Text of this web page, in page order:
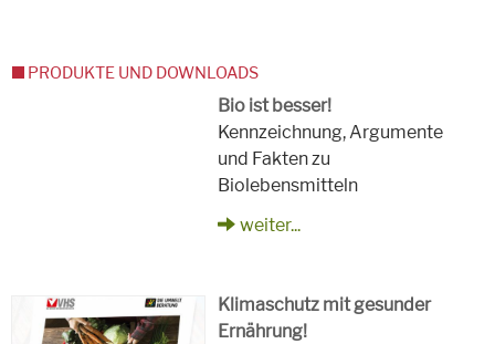
PRODUKTE UND DOWNLOADS
Bio ist besser!
Kennzeichnung, Argumente
und Fakten zu
Biolebensmitteln
weiter...
Klimaschutz mit gesunder
Ernährung!